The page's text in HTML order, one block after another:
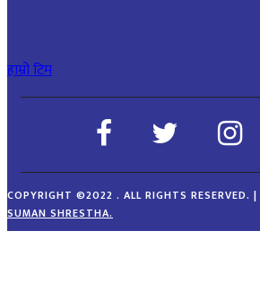
हाम्रो टिम
COPYRIGHT ©2022 . ALL RIGHTS RESERVED. |
SUMAN SHRESTHA.